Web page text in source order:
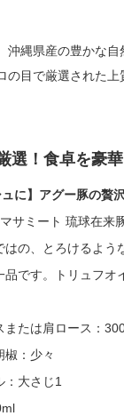
沖縄県産の豊かな
の目で厳選された
選！食卓を豪
ュに】アグー豚の贅
サミート 琉球在来
はの、とろけるよ
品です。トリュフオ
または肩ロース：
椒：少々
：大さじ1